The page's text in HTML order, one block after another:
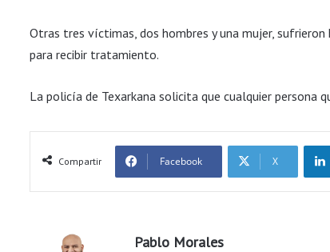
Otras tres víctimas, dos hombres y una mujer,
para recibir tratamiento.
La policía de Texarkana solicita que cualquier
Compartir Facebook X
Pablo Morales